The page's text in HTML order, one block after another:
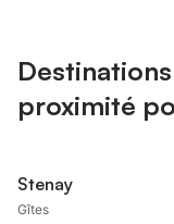
proximité
Stenay
Gîtes